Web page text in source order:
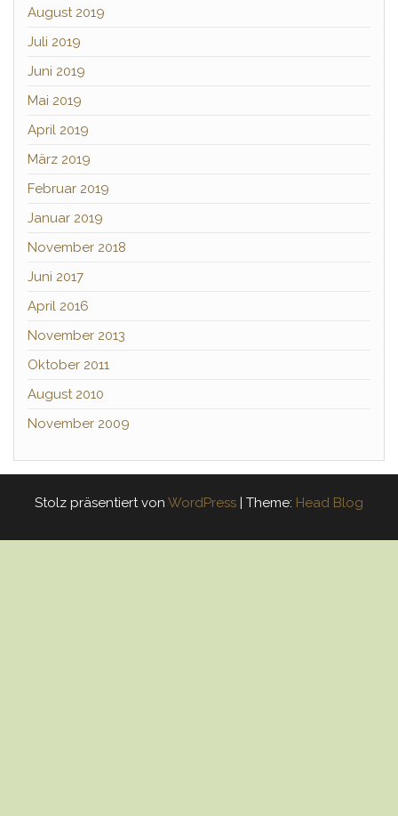
August 2019
Juli 2019
Juni 2019
Mai 2019
April 2019
März 2019
Februar 2019
Januar 2019
November 2018
Juni 2017
April 2016
November 2013
Oktober 2011
August 2010
November 2009
Stolz präsentiert von WordPress | Theme: Head Blog